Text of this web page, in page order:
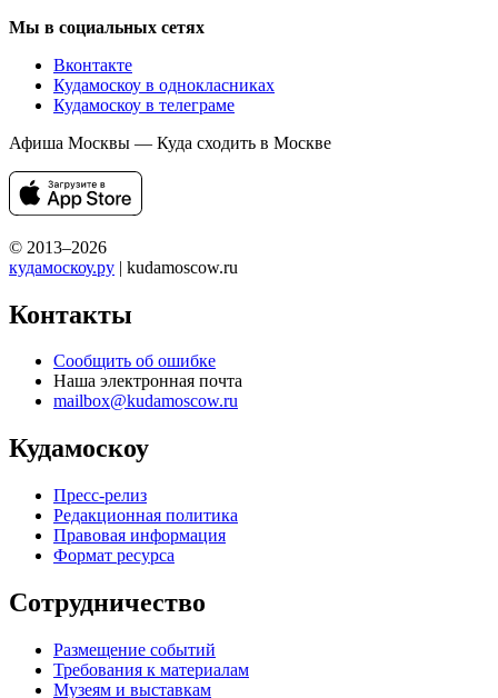
Мы в социальных сетях
Вконтакте
Кудамоскоу в однокласниках
Кудамоскоу в телеграме
Афиша Москвы — Куда сходить в Москве
© 2013–2026
кудамоскоу.ру | kudamoscow.ru
Контакты
Сообщить об ошибке
Наша электронная почта
mailbox@kudamoscow.ru
Кудамоскоу
Пресс-релиз
Редакционная политика
Правовая информация
Формат ресурса
Сотрудничество
Размещение событий
Требования к материалам
Музеям и выставкам